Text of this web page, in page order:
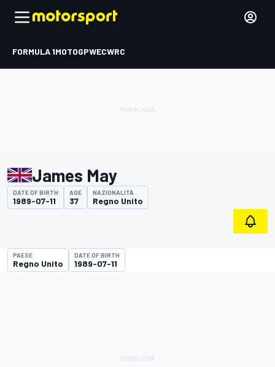
FORMULA 1MOTOGPWECWRC
James May
DATE OF BIRTH
1989-07-11
AGE
37
NAZIONALITÀ
Regno Unito
PAESE
Regno Unito
DATE OF BIRTH
1989-07-11